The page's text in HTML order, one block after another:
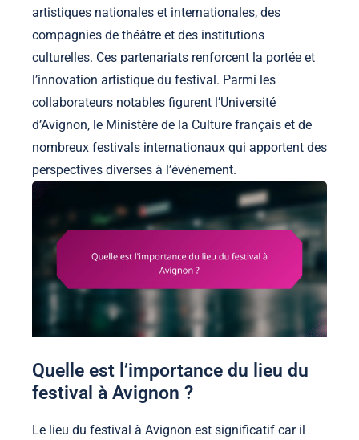
artistiques nationales et internationales, des
compagnies de théâtre et des institutions
culturelles. Ces partenariats renforcent la portée et
l’innovation artistique du festival. Parmi les
collaborateurs notables figurent l’Université
d’Avignon, le Ministère de la Culture français et de
nombreux festivals internationaux qui apportent des
perspectives diverses à l’événement.
Quelle est l’importance du lieu du
festival à Avignon ?
Le lieu du festival à Avignon est significatif car il